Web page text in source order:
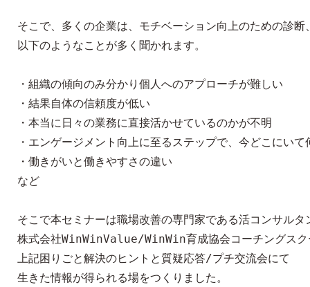
そこで、多くの企業は、モチベーション向上のための診
以下のようなことが多く聞かれます。
・組織の傾向のみ分かり個人へのアプローチが難しい
・結果自体の信頼度が低い
・本当に日々の業務に直接活かせているのかが不明
・エンゲージメント向上に至るステップで、今どこにいて
・働きがいと働きやすさの違い
など
そこで本セミナーは職場改善の専門家である活コンサルタ
株式会社WinWinValue/WinWin育成協会コーチングスク
上記困りごと解決のヒントと質疑応答/プチ交流会にて